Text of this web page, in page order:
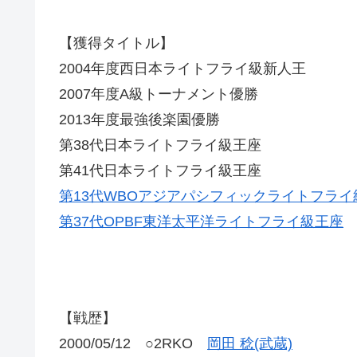
【獲得タイトル】
2004年度西日本ライトフライ級新人王
2007年度A級トーナメント優勝
2013年度最強後楽園優勝
第38代日本ライトフライ級王座
第41代日本ライトフライ級王座
第13代WBOアジアパシフィックライトフライ
第37代OPBF東洋太平洋ライトフライ級王座
【戦歴】
2000/05/12 ○2RKO 岡田 稔(武蔵)